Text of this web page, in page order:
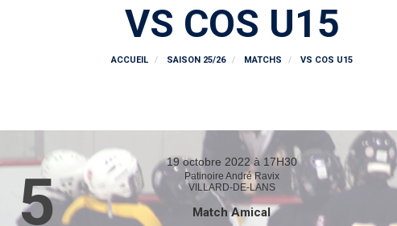
VS COS U15
ACCUEIL SAISON 25/26 MATCHS VS COS U15
19 octobre 2022 à 17H30
Patinoire André Ravix
VILLARD-DE-LANS
Match Amical
5